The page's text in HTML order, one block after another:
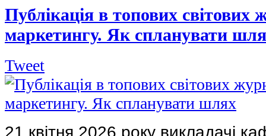
Публікація в топових світових
маркетингу. Як спланувати
Tweet
21 квітня 2026 року викладачі